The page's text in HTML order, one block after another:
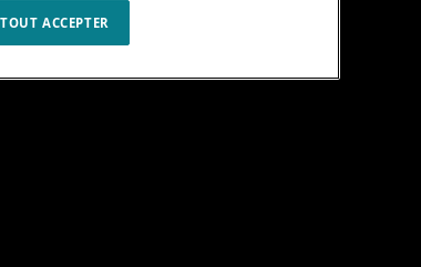
TOUT ACCEPTER